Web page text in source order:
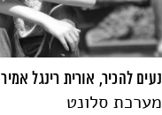
נעים להכיר, אורית רינגל אמיר
מערכת סלונט